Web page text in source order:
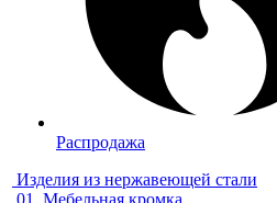
Распродажа
Изделия из нержавеющей стали
01. Мебельная кромка